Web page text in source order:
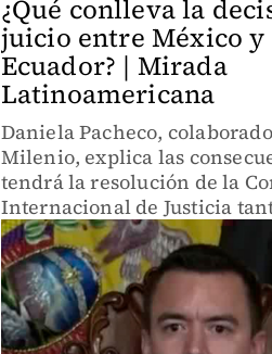
¿Qué conlleva la
juicio entre México y
Ecuador? | Mirada
Latinoamericana
Daniela Pacheco,
Milenio, explica las
tendrá la resolución de la
Internacional de Justicia
México como para Ecuador.